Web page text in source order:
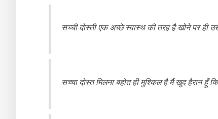
सच्ची दोस्ती एक अच्छे स्वास्थ की तरह है खोने पर ही
सच्चा ‎दोस्त‬ मिलना बहोत ही ‎मुश्किल‬ है मैं खुद ‎हैरान‬ हूँ